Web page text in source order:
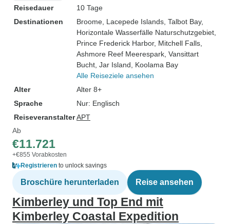
Reisedauer
10 Tage
Destinationen
Broome , Lacepede Islands , Talbot Bay,
Horizontale Wasserfälle Naturschutzgebiet
Prince Frederick Harbor, Mitchell Falls
Ashmore Reef Meerespark , Vansittart
Bucht , Jar Island , Koolama Bay
Alle Reiseziele ansehen
Alter
Alter 8+
Sprache
Nur: Englisch
ReiseveranstalterAPT
Ab
€11.721
+€855 Vorabkosten
Registrieren to unlock savings
Broschüre herunterladen Reise ansehen
Kimberley und Top End mit
Kimberley Coastal Expedition